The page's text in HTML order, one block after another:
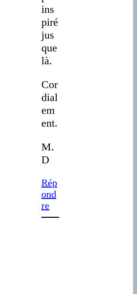
ins
piré
jus
que
là.
Cor
dial
em
ent.
M.
D
Rép
ond
re